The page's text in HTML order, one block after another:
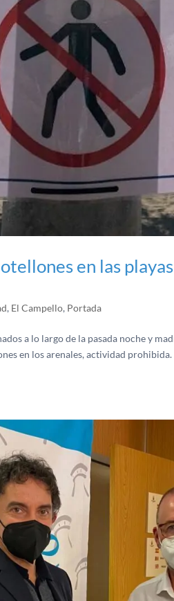
en las
, El Campello, Portada
a lo largo de la pasada noche y
en los arenales, actividad